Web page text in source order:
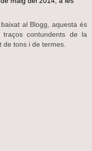
al Blogg, aquesta és
contundents de la
tons i de termes.